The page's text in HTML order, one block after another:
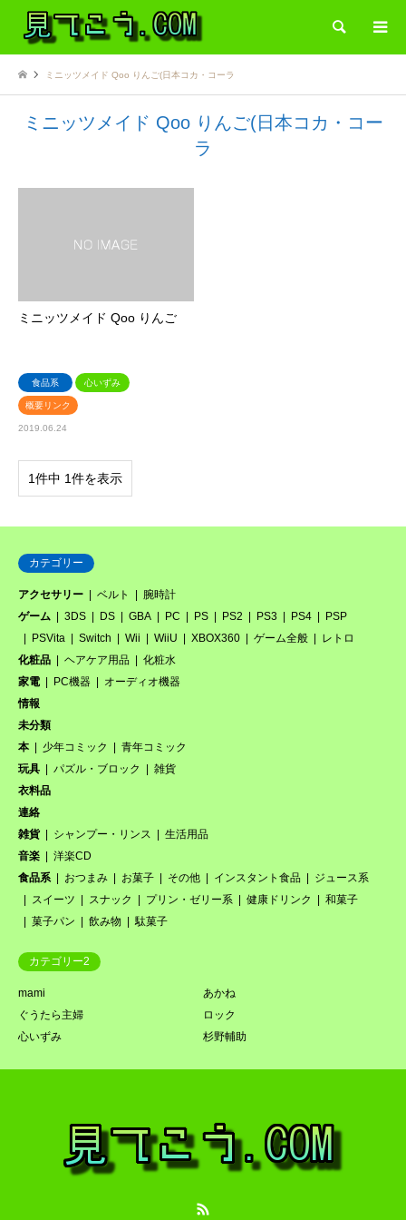
検索
ミニッツメイド Qoo りんご(日本コカ・コーラ
ミニッツメイド Qoo りんご(日本コカ・コー
ラ
ミニッツメイド Qoo りんご
食品系 心いずみ
概要リンク
2019.06.24
1件中 1件を表示
カテゴリー
アクセサリー ベルト
腕時計
ゲーム
3DS DS GBA PC PS PS2 PS3 PS4
PSP
PSVita
Switch Wii WiiU XBOX360 ゲーム全般
レトロ
化粧品
ヘアケア用品
化粧水
家電
PC機器
オーディオ機器
情報
未分類
本
少年コミック
青年コミック
玩具
パズル・ブロック
雑貨
衣料品
連絡
雑貨
シャンプー・リンス
生活用品
音楽
洋楽CD
食品系
おつまみ お菓子 その他 インスタント食品
ジュース系
スイーツ
スナック プリン・ゼリー系 健康ドリンク
和菓子
菓子パン
飲み物 駄菓子
カテゴリー2
mami
あかね
ぐうたら主婦
ロック
心いずみ
杉野輔助